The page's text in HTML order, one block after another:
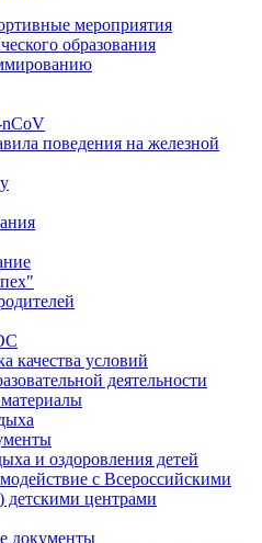
мероприятия
образования
nCoV
поведения на железной
качества условий
деятельности
и оздоровления детей
с Всероссийскими
центрами
документы